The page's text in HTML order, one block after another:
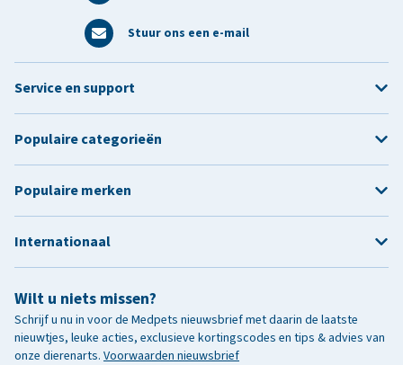
Stuur ons een e-mail
Wilt u niets missen?
Schrijf u nu in voor de Medpets nieuwsbrief met daarin de laatste
nieuwtjes, leuke acties, exclusieve kortingscodes en tips & advies van
onze dierenarts. Voorwaarden nieuwsbrief
Service en support
Populaire categorieën
Populaire merken
Internationaal